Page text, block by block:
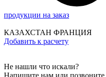
продукции на заказ
КАЗАХСТАН ФРАНЦИЯ
Добавить к расчету
Не нашли что искали?
Напишите нам или позвоните